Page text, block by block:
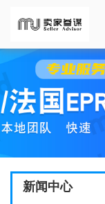
新闻中心